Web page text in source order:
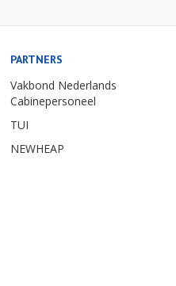
PARTNERS
Vakbond Nederlands
Cabinepersoneel
TUI
NEWHEAP